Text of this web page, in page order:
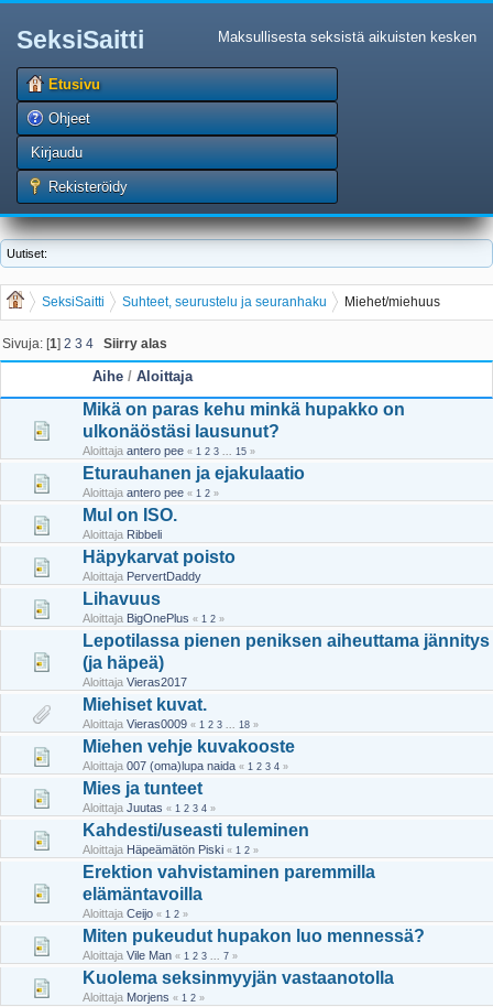
SeksiSaitti Maksullisesta seksistä aikuisten kesken
Etusivu
Ohjeet
Kirjaudu
Rekisteröidy
Uutiset:
SeksiSaitti Suhteet, seurustelu ja seuranhaku Miehet/miehuus
Sivuja: [1]2 3 4 Siirry alas
Aihe / Aloittaja
Mikä on paras kehu minkä hupakko on
ulkonäöstäsi lausunut?
Aloittaja antero pee « 1 2 3 ... 15 »
Eturauhanen ja ejakulaatio
Aloittaja antero pee « 1 2 »
Mul on ISO.
Aloittaja Ribbeli
Häpykarvat poisto
Aloittaja PervertDaddy
Lihavuus
Aloittaja BigOnePlus « 1 2 »
Lepotilassa pienen peniksen aiheuttama jännitys
(ja häpeä)
Aloittaja Vieras2017
Miehiset kuvat.
Aloittaja Vieras0009 « 1 2 3 ... 18 »
Miehen vehje kuvakooste
Aloittaja 007 (oma)lupa naida « 1 2 3 4 »
Mies ja tunteet
Aloittaja Juutas « 1 2 3 4 »
Kahdesti/useasti tuleminen
Aloittaja Häpeämätön Piski « 1 2 »
Erektion vahvistaminen paremmilla
elämäntavoilla
Aloittaja Ceijo « 1 2 »
Miten pukeudut hupakon luo mennessä?
Aloittaja Vile Man « 1 2 3 ... 7 »
Kuolema seksinmyyjän vastaanotolla
Aloittaja Morjens « 1 2 »